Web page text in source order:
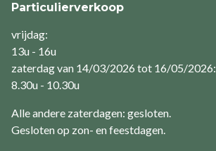
Particulierverkoop
vrijdag:
13u - 16u
zaterdag van 14/03/2026 tot 16/05/2026:
8.30u - 10.30u
Alle andere zaterdagen: gesloten.
Gesloten op zon- en feestdagen.